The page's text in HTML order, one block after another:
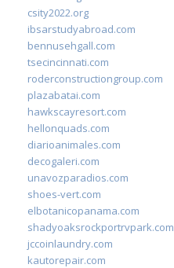
csity2022.org
ibsarstudyabroad.com
bennusehgall.com
tsecincinnati.com
roderconstructiongroup.com
plazabatai.com
hawkscayresort.com
hellonquads.com
diarioanimales.com
decogaleri.com
unavozparadios.com
shoes-vert.com
elbotanicopanama.com
shadyoaksrockportrvpark.com
jccoinlaundry.com
kautorepair.com